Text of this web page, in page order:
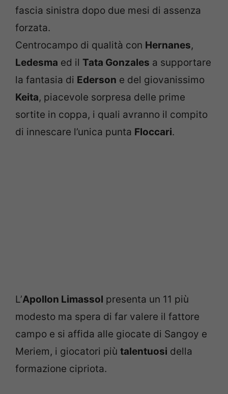
fascia sinistra dopo due mesi di assenza
forzata.
Centrocampo di qualità con Hernanes,
Ledesma ed il Tata Gonzales a supportare
la fantasia di Ederson e del giovanissimo
Keita, piacevole sorpresa delle prime
sortite in coppa, i quali avranno il compito
di innescare l’unica punta Floccari.
L’Apollon Limassol presenta un 11 più
modesto ma spera di far valere il fattore
campo e si affida alle giocate di Sangoy e
Meriem, i giocatori più talentuosi della
formazione cipriota.